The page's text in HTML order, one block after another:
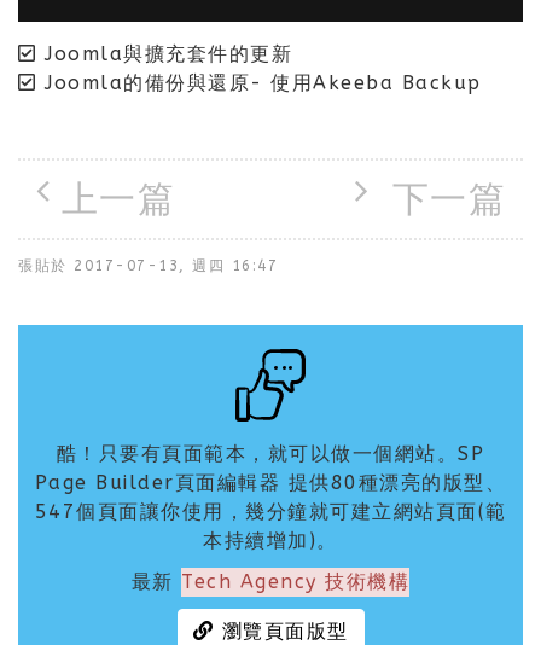
張貼於 2017-07-13, 週四 16:47
Joomla與擴充套件的更新
Joomla的備份與還原- 使用Akeeba Backup
上一篇 下一篇
酷！只要有頁面範本，就可以做一個網站。SP
Page Builder頁面編輯器 提供80種漂亮的版型、
547個頁面讓你使用，幾分鐘就可建立網站頁面(範
本持續增加)。
最新 Tech Agency 技術機構
瀏覽頁面版型